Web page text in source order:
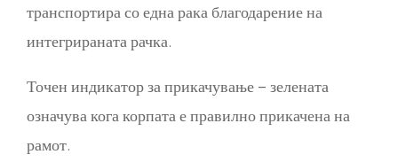
транспортира со една рака благодарение на
интегрираната рачка.
Точен индикатор за прикачување – зелената
означува кога корпата е правилно прикачена на
рамот.